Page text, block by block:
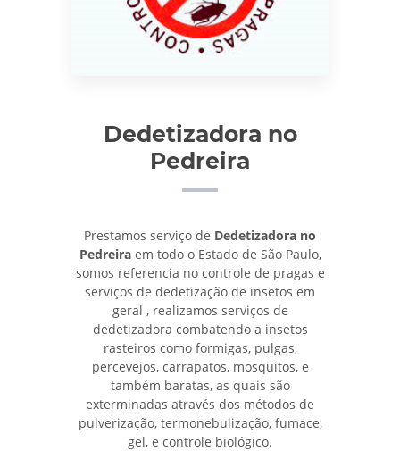
Dedetizadora no
Pedreira
Prestamos serviço de Dedetizadora no
Pedreiraem todo o Estado de São Paulo,
somos referencia no controle de pragas e
serviços de dedetização de insetos em
geral , realizamos serviços de
dedetizadora combatendo a insetos
rasteiros como formigas, pulgas,
percevejos, carrapatos, mosquitos, e
também baratas, as quais são
exterminadas através dos métodos de
pulverização, termonebulização, fumace,
gel, e controle biológico.